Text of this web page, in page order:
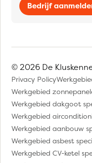
Bedrijf
© 2026 De
Privacy Policy
Werkgebied
Werkgebied dakgoot
Werkgebied
Werkgebied aanbouw
Werkgebied asbest
Werkgebied CV-ketel